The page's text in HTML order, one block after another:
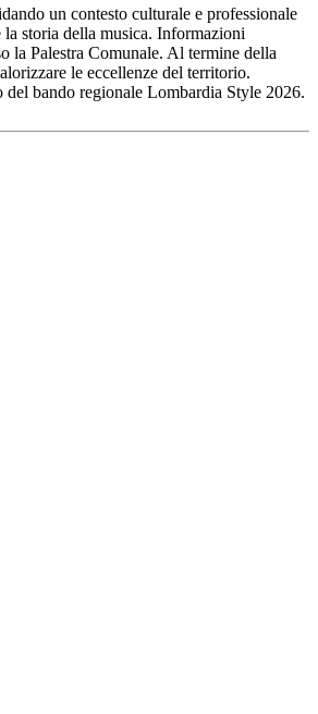
un contesto culturale e professionale
storia della musica. Informazioni
la Palestra Comunale. Al termine della
le eccellenze del territorio.
bando regionale Lombardia Style 2026.